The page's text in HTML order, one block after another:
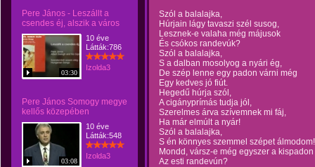
Pere János - Leszállt a
csendes éj, alszik a város
03:30
10 éve
Látták:786
Izolda3
Pere János Somogy megye
kellős közepében
03:08
10 éve
Látták:548
Izolda3
Szól a balalajka,
Húrjain lágy tavaszi szél susog,
Lesznek-e valaha még májusok
És csókos randevúk?
Szól a balalajka,
S a dalban mosolyog a nyári ég,
De szép lenne egy padon várni még
Egy kedves jó fiút.
Hegedű húrja szól,
A cigányprímás tudja jól,
Szerelmes árva szívemnek mi fáj,
Ha már elmúlt a nyár!
Szól a balalajka,
S én könnyes szemmel szépet álmodom!
Mondd, vársz-e még egyszer a kispadon
Az esti randevún?